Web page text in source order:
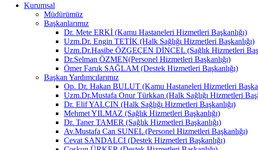
Kurumsal
Müdürümüz
Başkanlarımız
Dr. Mete ERKİ (Kamu Hastaneleri Hizmetleri Başkanlığı)
Uzm.Dr. Engin TETİK (Halk Sağlığı Hizmetleri Başkanlığı)
Uzm.Dr.Hasibe ÖZGEÇEN DİNCEL (Sağlık Hizmetleri
Dr.Selman ÖZMEN(Personel Hizmetleri Başkanlığı)
Ömer Faruk SAĞLAM (Destek Hizmetleri Başkanlığı)
Başkan Yardımcılarımız
Op. Dr. Hakan BULUT (Kamu Hastaneleri Hizmetleri
Uzm.Dr.Mustafa Onur Türkkan (Halk Sağlığı Hizmetleri
Dr. Elif YALÇIN (Halk Sağlığı Hizmetleri Başkanlığı)
Mehmet YILMAZ (Sağlık Hizmetleri Başkanlığı)
Dr. Taner TAMER (Sağlık Hizmetleri Başkanlığı)
Av.Mustafa Can SUNEL (Personel Hizmetleri Başkanlığı)
Cevat SANDALCI (Destek Hizmetleri Başkanlığı)